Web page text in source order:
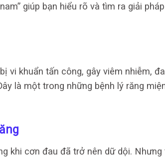
giúp bạn hiểu rõ và tìm ra giải
vi khuẩn tấn công, gây viêm nhiễm,
là một trong những bệnh lý răng
khi cơn đau đã trở nên dữ dội. Nhưng